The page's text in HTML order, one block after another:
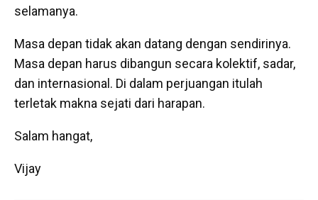
selamanya.
Masa depan tidak akan datang dengan sendirinya.
Masa depan harus dibangun secara kolektif, sadar,
dan internasional. Di dalam perjuangan itulah
terletak makna sejati dari harapan.
Salam hangat,
Vijay